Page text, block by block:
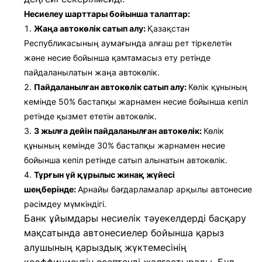
Несиелеу шарттары бойынша талаптар:
Жаңа автокөлік сатып алу: Қазақстан
Республикасының аумағында алғаш рет тіркелетін
және несие бойынша қамтамасыз ету ретінде
пайдаланылатын жаңа автокөлік.
Пайдаланылған автокөлік сатып алу: Көлік құнының
кемінде 50% бастапқы жарнамен несие бойынша кепіл
ретінде қызмет ететін автокөлік.
3 жылға дейін пайдаланылған автокөлік: Көлік
құнының кемінде 30% бастапқы жарнамен несие
бойынша кепіл ретінде сатып алынатын автокөлік.
Тұрғын үй құрылыс жинақ жүйесі
шеңберінде:Арнайы бағдарламалар арқылы автонесие
рәсімдеу мүмкіндігі.
Банк ұйымдары несиелік тәуекелдерді басқару
мақсатында автонесиелер бойынша қарыз
алушының қарыздық жүктемесінің